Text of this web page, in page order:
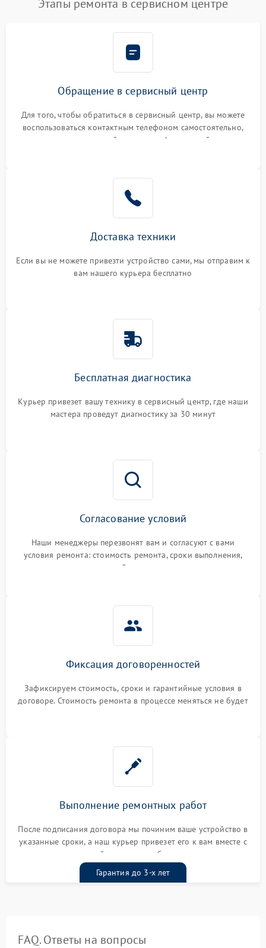
Этапы ремонта в сервисном центре
Обращение в сервисный центр
Для того, чтобы обратиться в сервисный центр, вы можете
воспользоваться контактным телефоном самостоятельно,
или оставить свой номер телефона на сайте
Доставка техники
Если вы не можете привезти устройство сами, мы отправим к
вам нашего курьера бесплатно
Бесплатная диагностика
Курьер привезет вашу технику в сервисный центр, где наши
мастера проведут диагностику за 30 минут
Согласование условий
Наши менеджеры перезвонят вам и согласуют с вами
условия ремонта: стоимость ремонта, сроки выполнения,
гарантийные условия
Фиксация договоренностей
Зафиксируем стоимость, сроки и гарантийные условия в
договоре. Стоимость ремонта в процессе меняться не будет
Выполнение ремонтных работ
После подписания договора мы починим ваше устройство в
указанные сроки, а наш курьер привезет его к вам вместе с
гарантийным талоном бесплатно
Гарантия до 3-х лет
FAQ. Ответы на вопросы